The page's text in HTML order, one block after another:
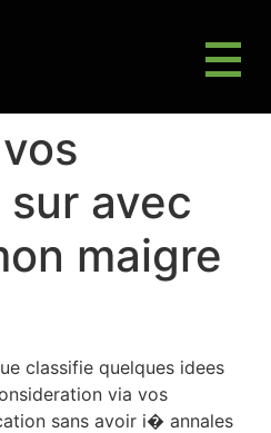
avec
maigre
classifie quelques idees
via vos
sans avoir i� annales